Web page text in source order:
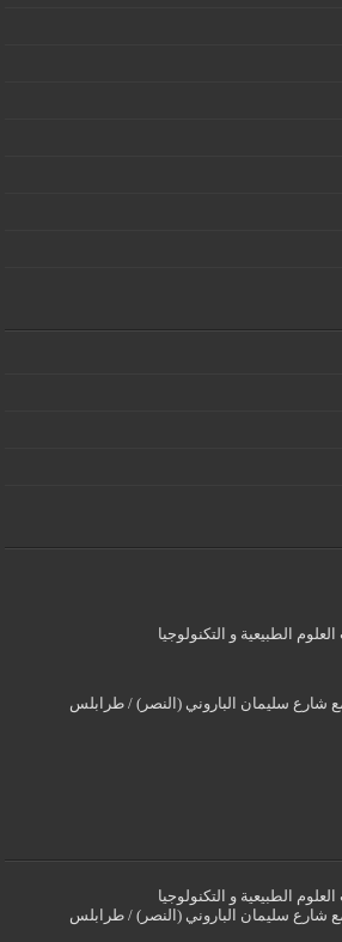
الطبيعية و التكنولوجيا
شارع سليمان الباروني (النصر) / طرابلس
الطبيعية و التكنولوجيا
شارع سليمان الباروني (النصر) / طرابلس